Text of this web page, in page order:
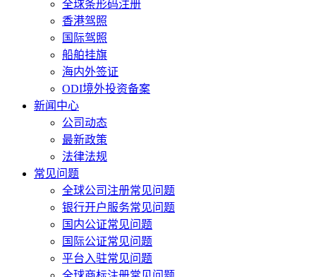
全球条形码注册
香港驾照
国际驾照
船舶挂旗
海内外签证
ODI境外投资备案
新闻中心
公司动态
最新政策
法律法规
常见问题
全球公司注册常见问题
银行开户服务常见问题
国内公证常见问题
国际公证常见问题
平台入驻常见问题